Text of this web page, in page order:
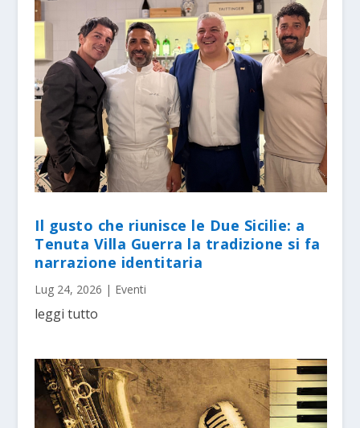
Il gusto che riunisce le Due Sicilie: a
Tenuta Villa Guerra la tradizione si fa
narrazione identitaria
Lug 24, 2026 | Eventi
leggi tutto